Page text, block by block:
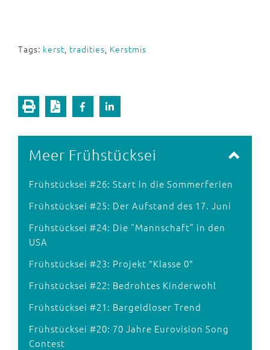
Tags: kerst tradities Kerstmis
Meer Frühstücksei
Frühstücksei #26: Start in die Sommerferien
Frühstücksei #25: Der Aufstand des 17. Juni
Frühstücksei #24: Die “Mannschaft” in den
USA
Frühstücksei #23: Projekt "Klasse 0"
Frühstücksei #22: Bedrohtes Kinderwohl
Frühstücksei #21: Bargeldloser Trend
Frühstücksei #20: 70 Jahre Eurovision Song
Contest